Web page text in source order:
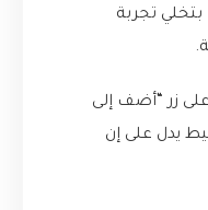
تجربة
زر “أضف إلى
يدل على إن